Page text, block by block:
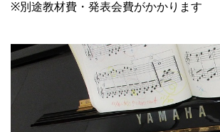
※別途教材費・発表会費がかかります